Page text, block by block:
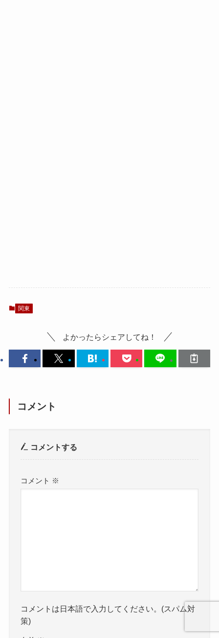
関東
よかったらシェアしてね！
コメント
コメントする
コメント ※
コメントは日本語で入力してください。(スパム対
策)